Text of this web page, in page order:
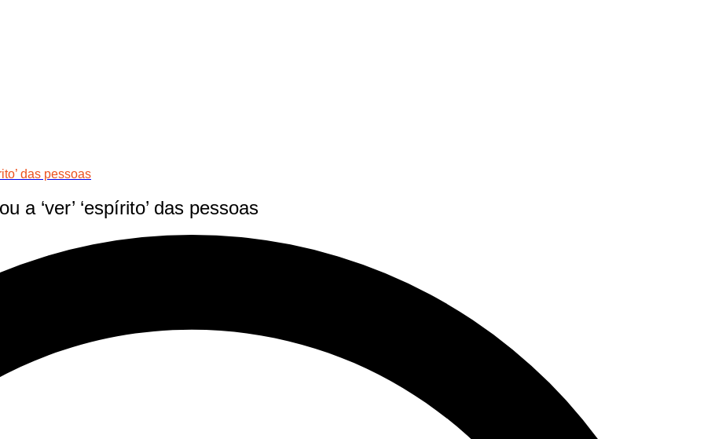
das pessoas
a ‘ver’ ‘espírito’ das pessoas